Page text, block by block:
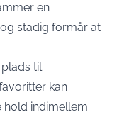
en
stadig formår at
til
kan
hold indimellem